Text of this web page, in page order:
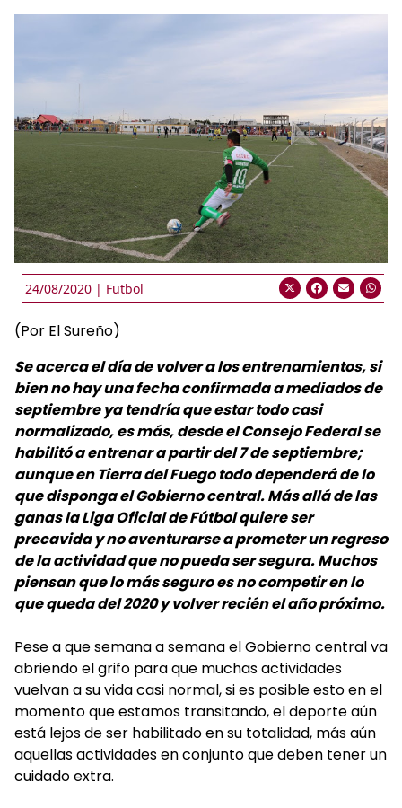
24/08/2020 | Futbol
(Por El Sureño)
Se acerca el día de volver a los entrenamientos, si
bien no hay una fecha confirmada a mediados de
septiembre ya tendría que estar todo casi
normalizado, es más, desde el Consejo Federal se
habilitó a entrenar a partir del 7 de septiembre;
aunque en Tierra del Fuego todo dependerá de lo
que disponga el Gobierno central. Más allá de las
ganas la Liga Oficial de Fútbol quiere ser
precavida y no aventurarse a prometer un regreso
de la actividad que no pueda ser segura. Muchos
piensan que lo más seguro es no competir en lo
que queda del 2020 y volver recién el año próximo.
Pese a que semana a semana el Gobierno central va
abriendo el grifo para que muchas actividades
vuelvan a su vida casi normal, si es posible esto en el
momento que estamos transitando, el deporte aún
está lejos de ser habilitado en su totalidad, más aún
aquellas actividades en conjunto que deben tener un
cuidado extra.